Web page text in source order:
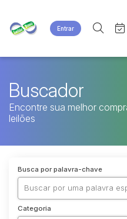
Entrar
Criar conta Entrar
Site
Quem Somos
Contato
Home
Quem Somos
Eventos
Buscador
Encontre sua melhor
leilões
Busca por palavra-chave
Categoria